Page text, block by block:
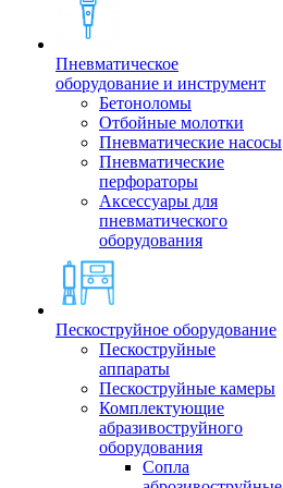
Пневматическое
оборудование и инструмент
Бетоноломы
Отбойные молотки
Пневматические насосы
Пневматические
перфораторы
Аксессуары для
пневматического
оборудования
Пескоструйное оборудование
Пескоструйные
аппараты
Пескоструйные камеры
Комплектующие
абразивоструйного
оборудования
Сопла